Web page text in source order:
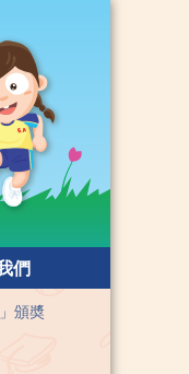
們
頒奬